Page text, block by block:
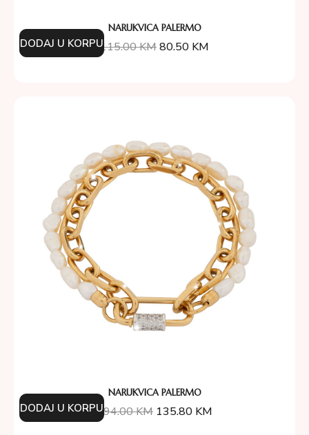
NARUKVICA PALERMO
115.00KM80.50 KM
DODAJ U KORPU
NARUKVICA PALERMO
194.00KM 135.80 KM
DODAJ U KORPU